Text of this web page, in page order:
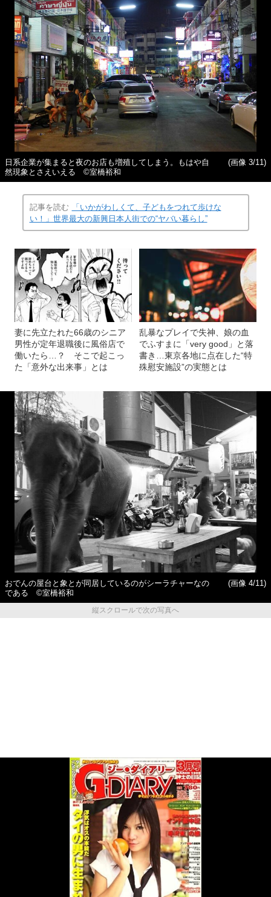
日系企業が集まると夜のお店も増殖してしまう。もはや自
然現象とさえいえる ©室橋裕和
(画像 3/11)
記事を読む
「いかがわしくて、子どもをつれて歩けな
い！」世界最大の新興日本人街での“ヤバい暮らし”
妻に先立たれた66歳のシニア
男性が定年退職後に風俗店で
働いたら…？ そこで起こっ
た「意外な出来事」とは
乱暴なプレイで失神、娘の血
でふすまに「very good」と落
書き…東京各地に点在した“特
殊慰安施設”の実態とは
おでんの屋台と象とが同居しているのがシーラチャーなの
である ©室橋裕和
(画像 4/11)
縦スクロールで次の写真へ